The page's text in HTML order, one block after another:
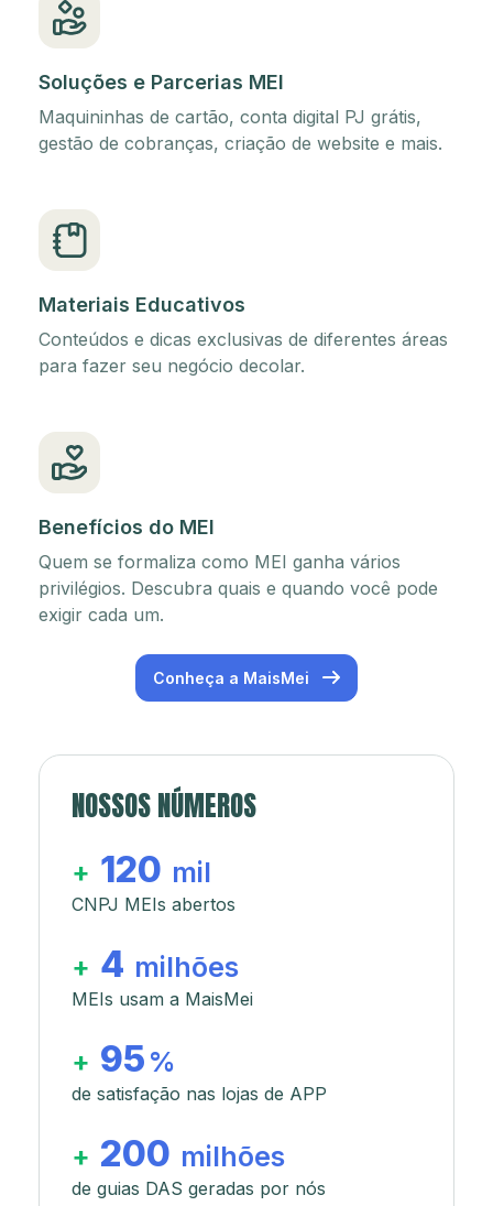
Soluções e Parcerias MEI
Maquininhas de cartão, conta digital PJ grátis,
gestão de cobranças, criação de website e mais.
Materiais Educativos
Conteúdos e dicas exclusivas de diferentes áreas
para fazer seu negócio decolar.
Benefícios do MEI
Quem se formaliza como MEI ganha vários
privilégios. Descubra quais e quando você pode
exigir cada um.
Conheça a MaisMei
NOSSOS NÚMEROS
+ 120 mil
CNPJ MEIs abertos
+ 4 milhões
MEIs usam a MaisMei
+ 95 %
de satisfação nas lojas de APP
+ 200 milhões
de guias DAS geradas por nós